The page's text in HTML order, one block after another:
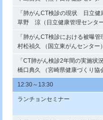
「肺がんCT検診の現状 日立
草野 涼（日立健康管理センタ
「肺がんCT検診における被曝管
村松禎久 （国立東がんセンター
「CT肺がん検診2年間の実施状
橋口典久 （宮崎県健康づくり協
12:30～13:30
ランチョンセミナー